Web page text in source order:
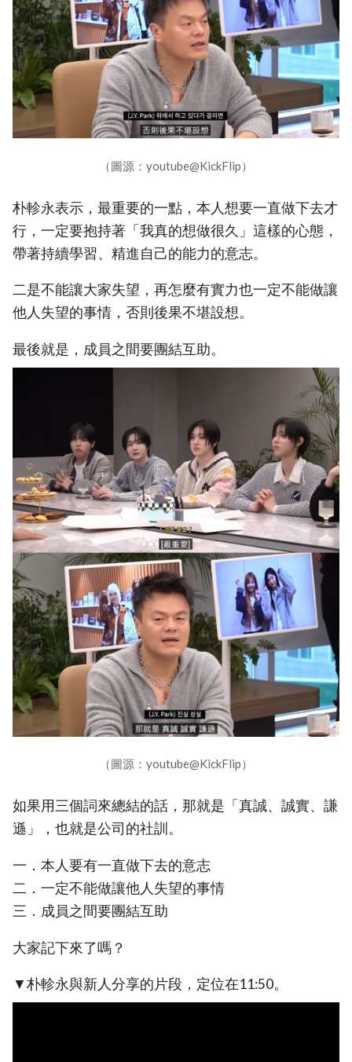
（圖源：youtube@KickFlip）
朴軫永表示，最重要的一點，本人想要一直做下去才
行，一定要抱持著「我真的想做很久」這樣的心態，
帶著持續學習、精進自己的能力的意志。
二是不能讓大家失望，再怎麼有實力也一定不能做讓
他人失望的事情，否則後果不堪設想。
最後就是，成員之間要團結互助。
（圖源：youtube@KickFlip）
如果用三個詞來總結的話，那就是「真誠、誠實、謙
遜」，也就是公司的社訓。
一．本人要有一直做下去的意志
二．一定不能做讓他人失望的事情
三．成員之間要團結互助
大家記下來了嗎？
▼朴軫永與新人分享的片段，定位在11:50。